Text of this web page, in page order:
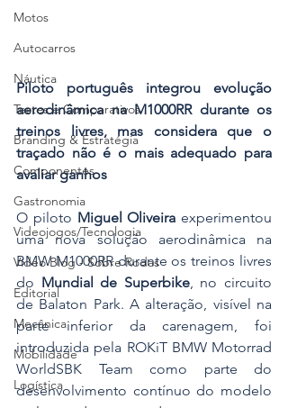
Motos
Autocarros
Náutica
Testes e Comparativos
Branding & Estratégia
Componentes
Gastronomia
Videojogos/Tecnologia
Vídeo Blog - Sobre Rodas
Editorial
Mecânica
Mobilidade
Logística
Piloto português integrou evolução
aerodinâmica na M1000RR durante os
treinos livres, mas considera que o
traçado não é o mais adequado para
avaliar ganhos
O piloto Miguel Oliveira experimentou
uma nova solução aerodinâmica na
BMW M1000RR durante os treinos livres
do Mundial de Superbike, no circuito
de Balaton Park. A alteração, visível na
parte inferior da carenagem, foi
introduzida pela ROKiT BMW Motorrad
WorldSBK Team como parte do
desenvolvimento contínuo do modelo